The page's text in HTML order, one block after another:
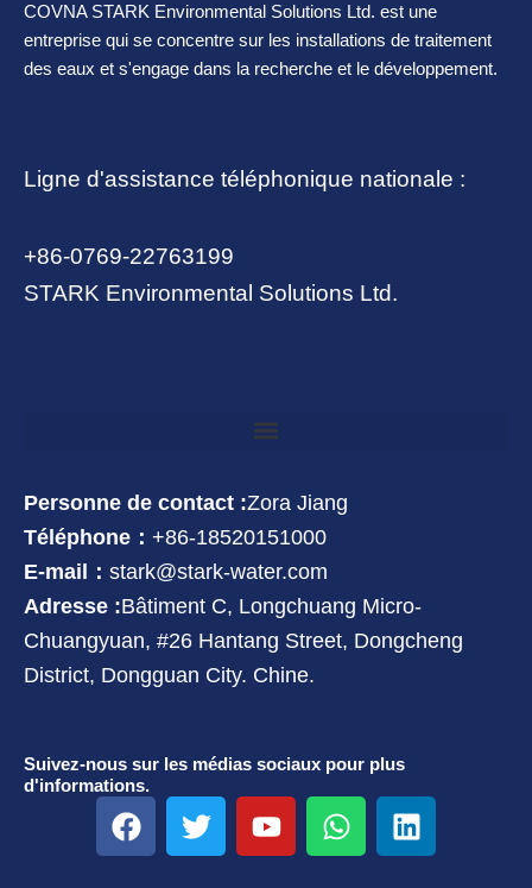
COVNA STARK Environmental Solutions Ltd. est une
entreprise qui se concentre sur les installations de traitement
des eaux et s'engage dans la recherche et le développement.
Ligne d'assistance téléphonique nationale :
+86-0769-22763199
STARK Environmental Solutions Ltd.
Personne de contact :Zora Jiang
Téléphone： +86-18520151000
E-mail： stark@stark-water.com
Adresse :Bâtiment C, Longchuang Micro-
Chuangyuan, #26 Hantang Street, Dongcheng
District, Dongguan City. Chine.
Suivez-nous sur les médias sociaux pour plus
d'informations.
F
a
T
w
Y
o
W
h
L
i